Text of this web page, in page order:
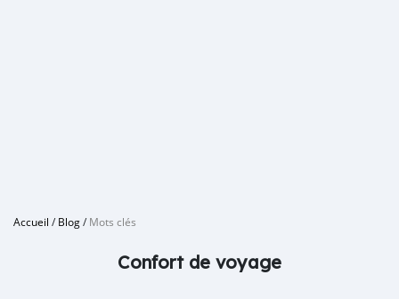
Accueil /Blog/Mots clés
Confort de voyage